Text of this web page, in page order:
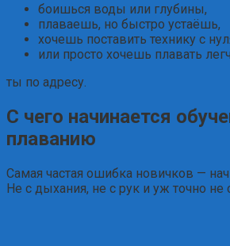
боишься воды или глубины,
плаваешь, но быстро устаёшь,
хочешь поставить технику с
или просто хочешь плавать
ты по адресу.
С чего начинается
плаванию
Самая частая ошибка новичков —
Не с дыхания, не с рук и уж точно не